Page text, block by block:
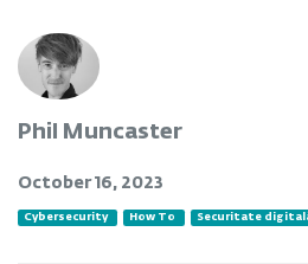
Phil Muncaster
October 16, 2023
Cybersecurity How To Securitate